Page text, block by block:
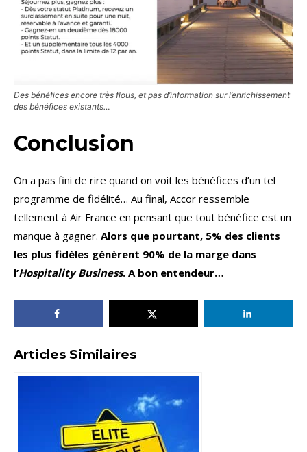
Des bénéfices encore très flous, et pas d’information sur l’enrichissement
des bénéfices existants…
Conclusion
On a pas fini de rire quand on voit les bénéfices d’un tel
programme de fidélité… Au final, Accor ressemble
tellement à Air France en pensant que tout bénéfice est un
manque à gagner. Alors que pourtant, 5% des clients
les plus fidèles génèrent 90% de la marge dans
l’Hospitality Business. A bon entendeur…
Articles Similaires